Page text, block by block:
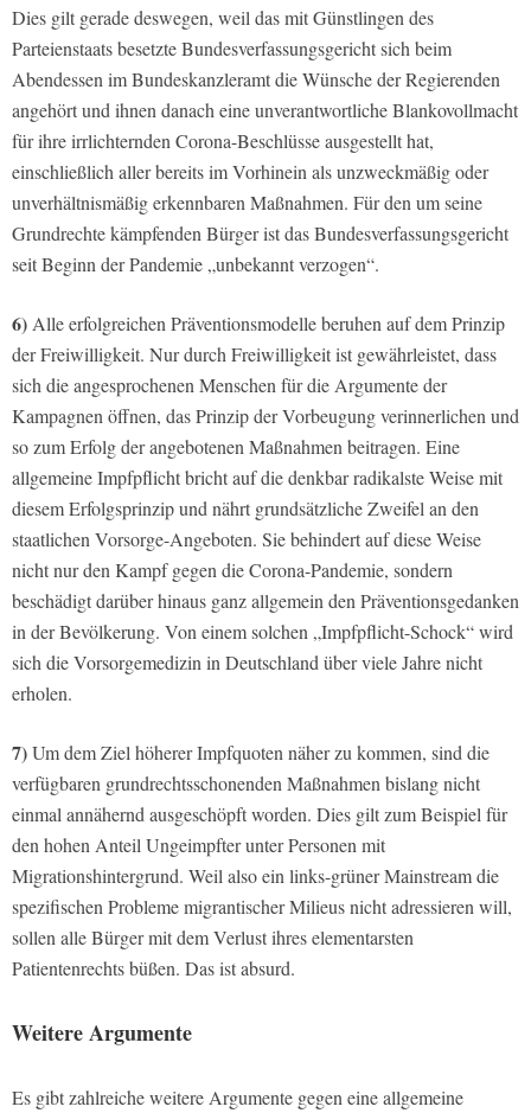
Dies gilt gerade deswegen, weil das mit Günstlingen des
Parteienstaats besetzte Bundesverfassungsgericht sich beim
Abendessen im Bundeskanzleramt die Wünsche der Regierenden
angehört und ihnen danach eine unverantwortliche Blankovollmacht
für ihre irrlichternden Corona-Beschlüsse ausgestellt hat,
einschließlich aller bereits im Vorhinein als unzweckmäßig oder
unverhältnismäßig erkennbaren Maßnahmen. Für den um seine
Grundrechte kämpfenden Bürger ist das Bundesverfassungsgericht
seit Beginn der Pandemie „unbekannt verzogen“.
6) Alle erfolgreichen Präventionsmodelle beruhen auf dem Prinzip
der Freiwilligkeit. Nur durch Freiwilligkeit ist gewährleistet, dass
sich die angesprochenen Menschen für die Argumente der
Kampagnen öffnen, das Prinzip der Vorbeugung verinnerlichen und
so zum Erfolg der angebotenen Maßnahmen beitragen. Eine
allgemeine Impfpflicht bricht auf die denkbar radikalste Weise mit
diesem Erfolgsprinzip und nährt grundsätzliche Zweifel an den
staatlichen Vorsorge-Angeboten. Sie behindert auf diese Weise
nicht nur den Kampf gegen die Corona-Pandemie, sondern
beschädigt darüber hinaus ganz allgemein den Präventionsgedanken
in der Bevölkerung. Von einem solchen „Impfpflicht-Schock“ wird
sich die Vorsorgemedizin in Deutschland über viele Jahre nicht
erholen.
7)Um dem Ziel höherer Impfquoten näher zu kommen, sind die
verfügbaren grundrechtsschonenden Maßnahmen bislang nicht
einmal annähernd ausgeschöpft worden. Dies gilt zum Beispiel für
den hohen Anteil Ungeimpfter unter Personen mit
Migrationshintergrund. Weil also ein links-grüner Mainstream die
spezifischen Probleme migrantischer Milieus nicht adressieren will,
sollen alle Bürger mit dem Verlust ihres elementarsten
Patientenrechts büßen. Das ist absurd.
Weitere Argumente
Es gibt zahlreiche weitere Argumente gegen eine allgemeine